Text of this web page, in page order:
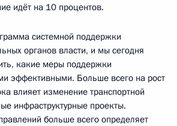
идёт на 10 процентов.
системной поддержки
органов власти, и мы сегодня
какие меры поддержки
эффективными. Больше всего на рост
влияет изменение транспортной
инфраструктурные проекты.
больше всего определяет